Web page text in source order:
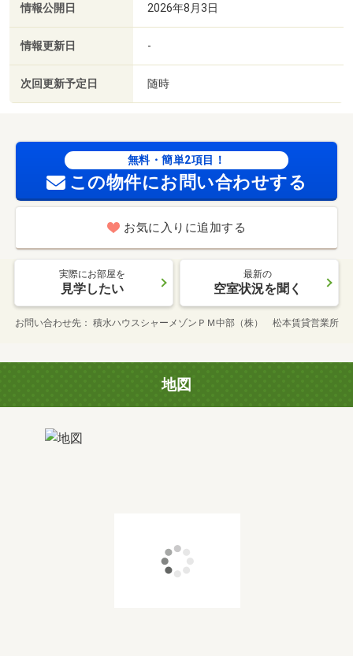
情報公開日 2026年8月3日
情報更新日 -
次回更新予定日 随時
無料・簡単2項目！
この物件にお問い合わせする
お気に入りに追加する
実際にお部屋を
見学したい
最新の
空室状況を聞く
お問い合わせ先 積水ハウスシャーメゾンＰＭ中部（株） 松本賃貸営業所
地図